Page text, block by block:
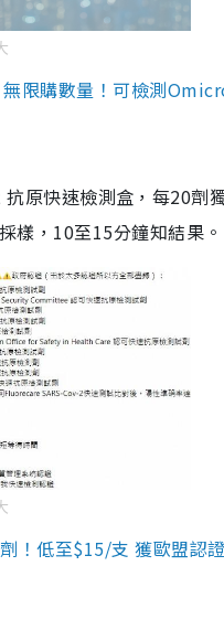
限購數量！可檢測
原快速檢測盒，每20劑
樣，10至15分鐘知結果。
！低至$15/支 獲歐盟認